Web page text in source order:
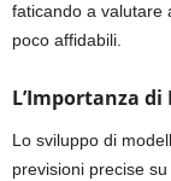
faticando a valutare
poco affidabili.
L’Importanza
Lo sviluppo di
previsioni precise